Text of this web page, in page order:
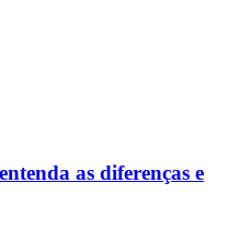
as diferenças e